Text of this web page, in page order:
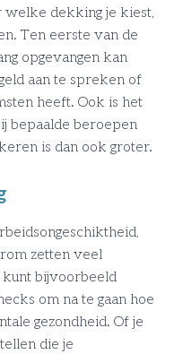
dekking je kiest,
Ten eerste van de
opgevangen kan
aan te spreken of
heeft. Ook is het
bepaalde beroepen
is dan ook groter.
zetten veel
bijvoorbeeld
om na te gaan hoe
gezondheid. Of je
die je